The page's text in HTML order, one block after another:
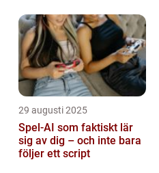
29 augusti 2025
Spel-AI som faktiskt lär
sig av dig – och inte bara
följer ett script